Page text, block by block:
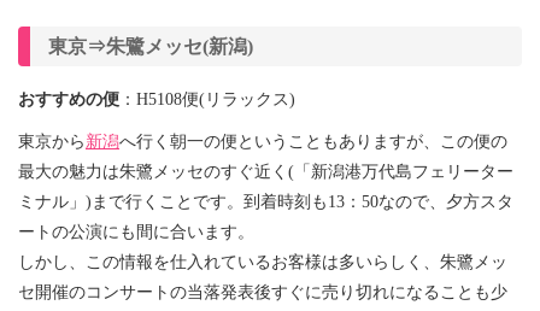
東京⇒朱鷺メッセ(新潟)
おすすめの便 ：H5108便(リラックス)
東京から 新潟へ行く朝一の便ということもありますが、この便の
最大の魅力は朱鷺メッセのすぐ近く(「新潟港万代島フェリーター
ミナル」)まで行くことです。到着時刻も13：50なので、夕方スタ
ートの公演にも間に合います。
しかし、この情報を仕入れているお客様は多いらしく、朱鷺メッ
セ開催のコンサートの当落発表後すぐに売り切れになることも少